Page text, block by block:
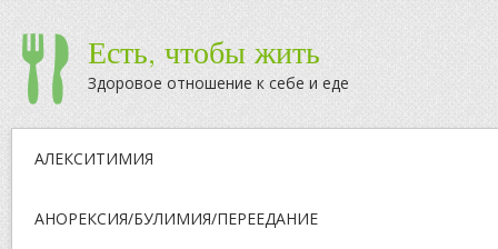
Есть, чтобы жить
Здоровое отношение к себе и еде
АЛЕКСИТИМИЯ
АНОРЕКСИЯ/БУЛИМИЯ/ПЕРЕЕДАНИЕ